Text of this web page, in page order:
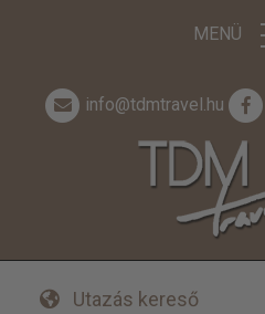
MENÜ
info@tdmtravel.hu
Utazás kereső